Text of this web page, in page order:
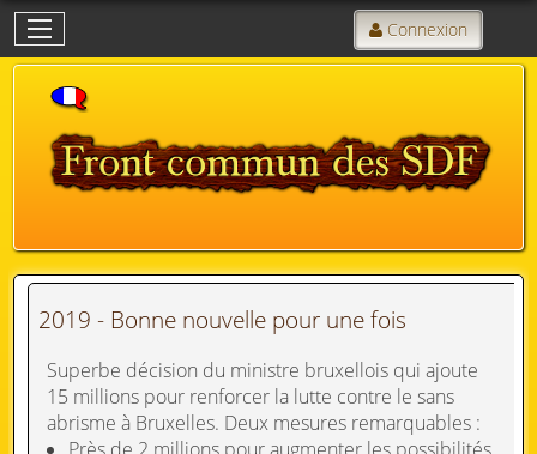
Connexion
2019 - Bonne nouvelle pour une fois
Superbe décision du ministre bruxellois qui ajoute
15 millions pour renforcer la lutte contre le sans
abrisme à Bruxelles. Deux mesures remarquables :